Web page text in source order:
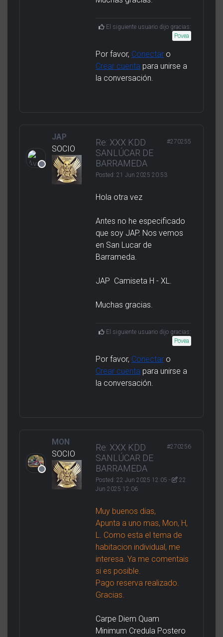
El siguiente usuario dijo gracias:
Povea
Por favor, Conectar o
Crear cuenta para unirse a
la conversación.
JAP
SOCIO
Re: XXX KDD
SANLÚCAR DE
BARRAMEDA
Posted: 21 Jun 2025 20:53
#270255
Hola otra vez
Antes no he especificado
que soy JAP. Nos vemos
en San Lucar de
Barrameda.
JAP Camiseta H - XL.
Muchas gracias.
El siguiente usuario dijo gracias:
Povea
Por favor, Conectar o
Crear cuenta para unirse a
la conversación.
MON
SOCIO
Re: XXX KDD
SANLÚCAR DE
BARRAMEDA
Posted: 22 Jun 2025 12:05 -
22
Jun 2025 12:06
#270256
Muy buenos dias,
Apunta a uno mas, Mon, H,
L. Como esta el tema de
habitacion individual, me
interesa. Ya me comentais
si es posible.
Pago reserva realizado.
Gracias.
Carpe Diem Quam
Minimum Credula Postero